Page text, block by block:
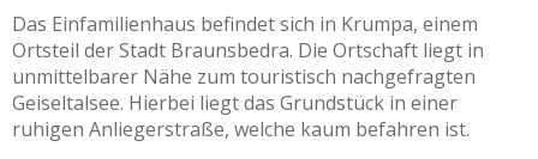
Das Einfamilienhaus befindet sich in Krumpa, einem
Ortsteil der Stadt Braunsbedra. Die Ortschaft liegt in
unmittelbarer Nähe zum touristisch nachgefragten
Geiseltalsee. Hierbei liegt das Grundstück in einer
ruhigen Anliegerstraße, welche kaum befahren ist.